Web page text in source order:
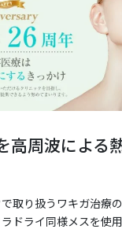
高周波による
取り扱うワキガ治療
ドライ同様メスを使